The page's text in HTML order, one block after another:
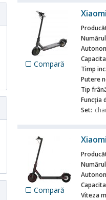
Compară
Timp
Putere
Tip
Funcția
Set:
Compară
Viteza